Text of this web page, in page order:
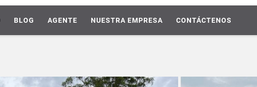
BLOG AGENTE NUESTRA EMPRESA CONTÁCTENOS